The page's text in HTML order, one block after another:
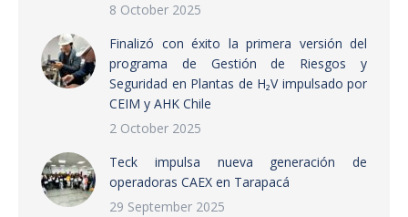
8 October 2025
Finalizó con éxito la primera versión del
programa de Gestión de Riesgos y
Seguridad en Plantas de H₂V impulsado por
CEIM y AHK Chile
2 October 2025
Teck impulsa nueva generación de
operadoras CAEX en Tarapacá
29 September 2025